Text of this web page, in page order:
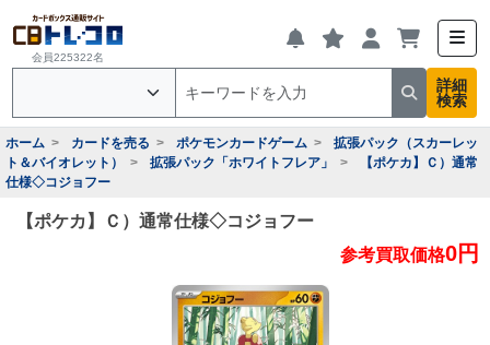
会員225322名
詳細
検索
ホーム カードを売る ポケモンカードゲーム
拡張パック（スカーレッ
ト＆バイオレット）
拡張パック「ホワイトフレア」
【ポケカ】Ｃ）通常
仕様◇コジョフー
【ポケカ】Ｃ）通常仕様◇コジョフー
参考買取価格0円